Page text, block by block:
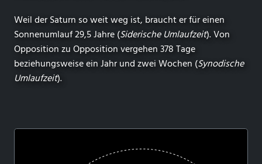
Weil der Saturn so weit weg ist, braucht er für einen
Sonnenumlauf 29,5 Jahre (Siderische Umlaufzeit). Von
Opposition zu Opposition vergehen 378 Tage
beziehungsweise ein Jahr und zwei Wochen (Synodische
Umlaufzeit).